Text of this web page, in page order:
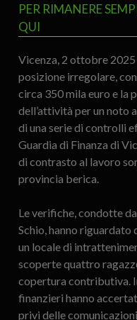
PER RIMANERE
QUI
Vicenza, 2 ottobre 2025
posizione irregolare,
circa 350 mila euro e la
dell’attività per un noto
di una serie di controlli
Guardia di Finanza di
di contrasto al lavoro
provincia berica.
Le verifiche, condotte
Schio, hanno
un locale di
scoperte quattro
copertura contributiva.
finanzieri hanno
privi delle